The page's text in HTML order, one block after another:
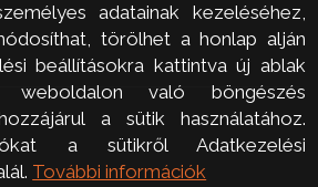
adatainak kezeléséhez,
törölhet a honlap alján
beállításokra kattintva új ablak
weboldalon való böngészés
a sütik használatához.
a sütikről Adatkezelési
További információk